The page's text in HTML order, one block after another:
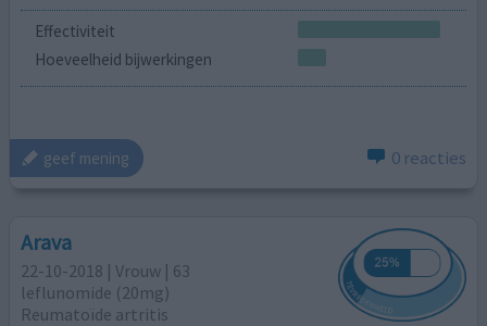
Effectiviteit
Hoeveelheid bijwerkingen
geef mening 0 reacties
Arava
22-10-2018 | Vrouw | 63
leflunomide (20mg)
Reumatoïde artritis